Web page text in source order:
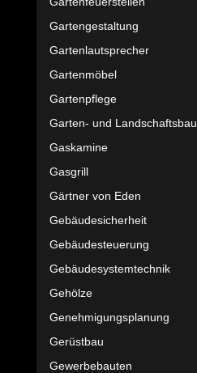
Gartengestaltung
Gartenlautsprecher
Gartenmöbel
Gartenpflege
Garten- und Landschaftsbau
Gaskamine
Gasgrill
Gärtner von Eden
Gebäudesicherheit
Gebäudesteuerung
Gebäudesystemtechnik
Gehölze
Genehmigungsplanung
Gerüstbau
Gewerbebauten